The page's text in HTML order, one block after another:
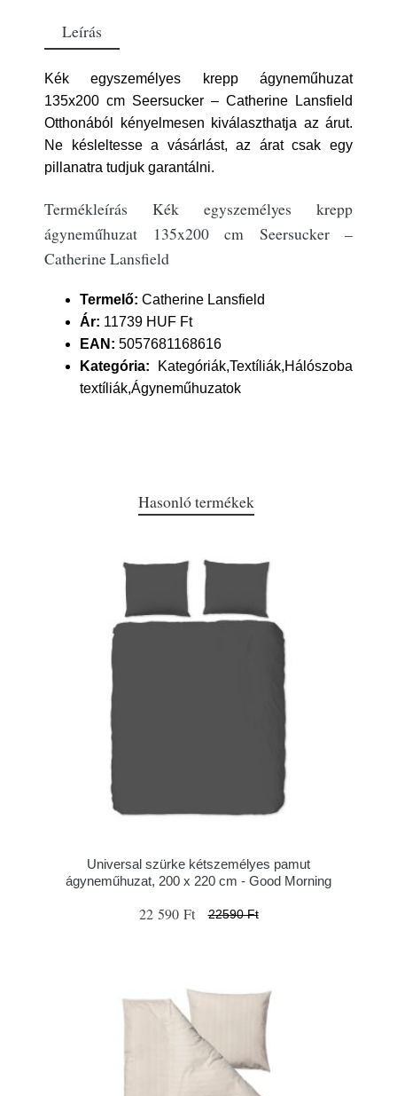
Leírás
Kék egyszemélyes krepp ágyneműhuzat
135x200 cm Seersucker – Catherine Lansfield
Otthonából kényelmesen kiválaszthatja az árut.
Ne késleltesse a vásárlást, az árat csak egy
pillanatra tudjuk garantálni.
Termékleírás Kék egyszemélyes krepp
ágyneműhuzat 135x200 cm Seersucker –
Catherine Lansfield
Termelő: Catherine Lansfield
Ár: 11739 HUF Ft
EAN: 5057681168616
Kategória: Kategóriák,Textíliák,Hálószoba
textíliák,Ágyneműhuzatok
Hasonló termékek
Universal szürke kétszemélyes pamut
ágyneműhuzat, 200 x 220 cm - Good Morning
22 590 Ft 22590 Ft